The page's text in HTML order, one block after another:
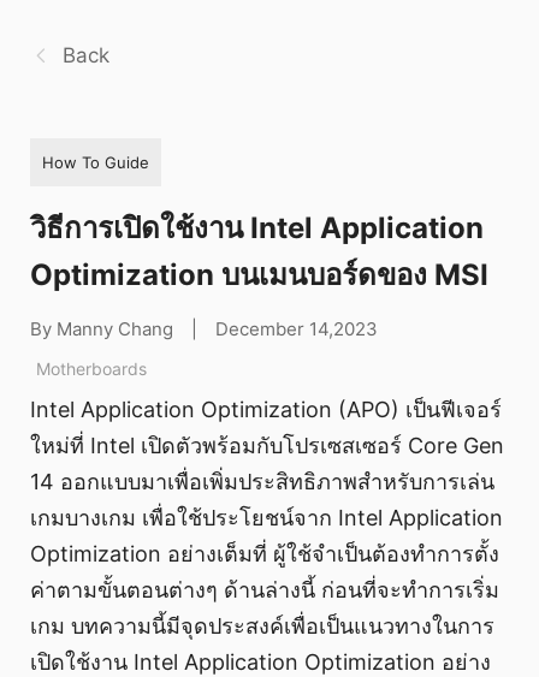
Back
How To Guide
วิธีการเปิดใช้งาน Intel Application
Optimization บนเมนบอร์ดของ MSI
By Manny Chang December 14,2023
Motherboards
Intel Application Optimization (APO) เป็นฟีเจอร์
ใหม่ที่ Intel เปิดตัวพร้อมกับโปรเซสเซอร์ Core Gen
14 ออกแบบมาเพื่อเพิ่มประสิทธิภาพสำหรับการเล่น
เกมบางเกม เพื่อใช้ประโยชน์จาก Intel Application
Optimization อย่างเต็มที่ ผู้ใช้จำเป็นต้องทำการตั้ง
ค่าตามขั้นตอนต่างๆ ด้านล่างนี้ ก่อนที่จะทำการเริ่ม
เกม บทความนี้มีจุดประสงค์เพื่อเป็นแนวทางในการ
เปิดใช้งาน Intel Application Optimization อย่าง